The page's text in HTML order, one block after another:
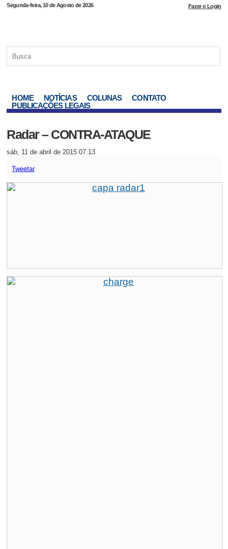
Segunda-feira, 10 de Agosto de 2026 Fazer o Login
HOME NOTÍCIAS COLUNAS
CONTATO
PUBLICAÇÕES LEGAIS
Radar – CONTRA-ATAQUE
sáb, 11 de abril de 2015 07:13
Tweetar